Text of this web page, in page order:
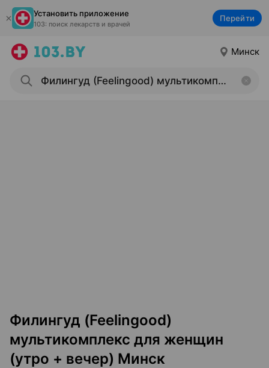
Установить приложение
103: поиск лекарств и врачей
Перейти
Минск
Филингуд (Feelingood)
мультикомплекс для женщин
(утро + вечер) Минск